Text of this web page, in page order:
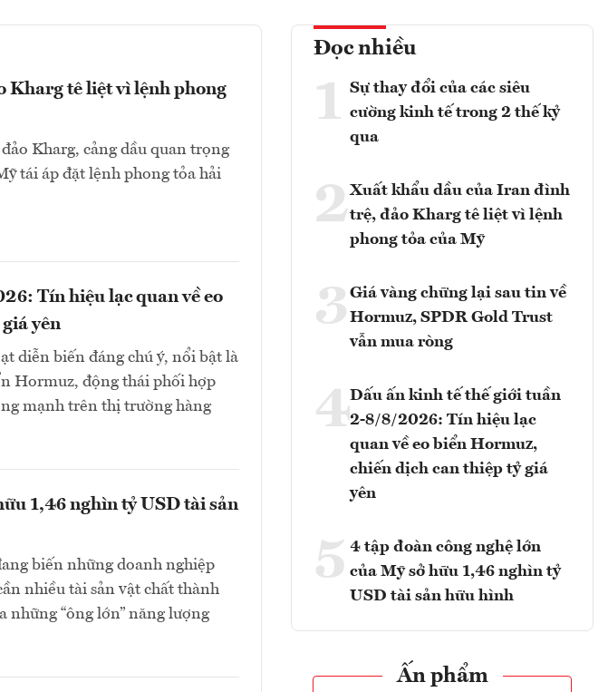
Kharg tê liệt vì lệnh phong
Kharg, cảng dầu quan trọng
tái áp đặt lệnh phong tỏa hải
Tín hiệu lạc quan về eo
yên
diễn biến đáng chú ý, nổi bật là
Hormuz, động thái phối hợp
mạnh trên thị trường hàng
1,46 nghìn tỷ USD tài sản
biến những doanh nghiệp
nhiều tài sản vật chất thành
những “ông lớn” năng lượng
Đọc nhiều
1 Sự thay đổi của các siêu
cường kinh tế trong 2 thế kỷ
qua
2Xuất khẩu dầu của Iran đình
trệ, đảo Kharg tê liệt vì lệnh
phong tỏa của Mỹ
3 Giá vàng chững lại sau tin về
Hormuz, SPDR Gold Trust
vẫn mua ròng
4Dấu ấn kinh tế thế giới tuần
2-8/8/2026: Tín hiệu lạc
quan về eo biển Hormuz,
chiến dịch can thiệp tỷ giá
yên
5 4 tập đoàn công nghệ lớn
của Mỹ sở hữu 1,46 nghìn tỷ
USD tài sản hữu hình
Ấn phẩm